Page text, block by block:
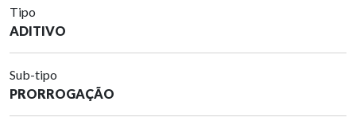
Tipo
ADITIVO
Sub-tipo
PRORROGAÇÃO